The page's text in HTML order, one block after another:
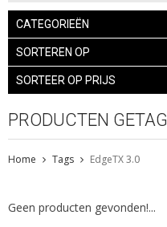
CATEGORIEËN
SORTEREN OP
SORTEER OP PRIJS
PRODUCTEN
Home Tags EdgeTX 3.0
Geen producten gevonden!...